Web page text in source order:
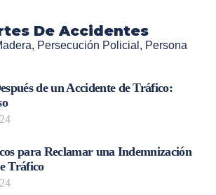
De Accidentes
, Persecución Policial , Persona
de un Accidente de Tráfico:
para Reclamar una Indemnización
Tráfico